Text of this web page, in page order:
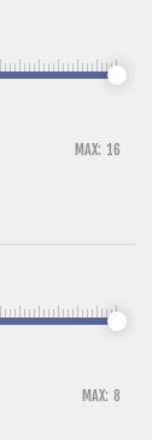
MAX: 16
MAX: 8